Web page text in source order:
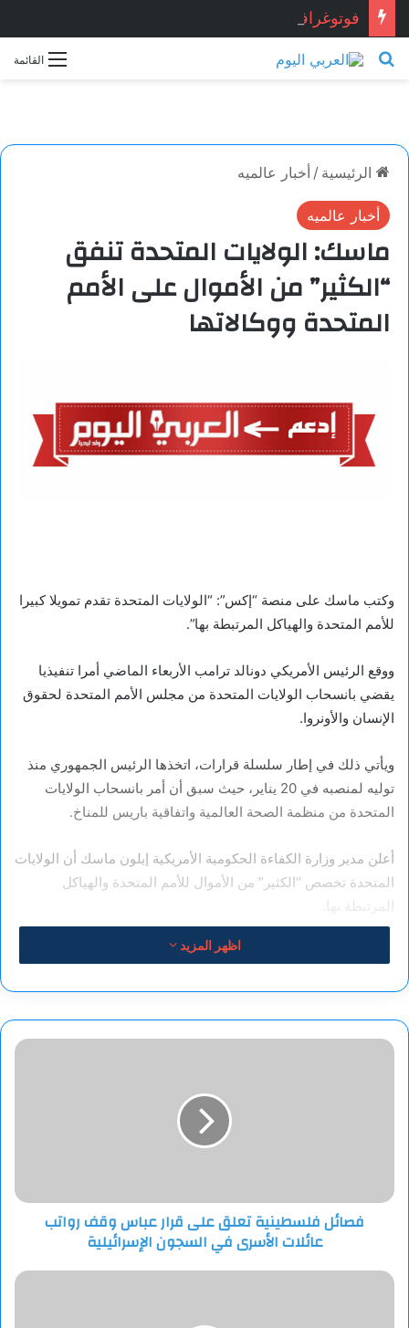
فوتوغرافيا
القائمة بحث عن
الرئيسية / أخبار عالميه
أخبار عالميه
ماسك: الولايات المتحدة تنفق
“الكثير” من الأموال على الأمم
المتحدة ووكالاتها
وكتب ماسك على منصة “إكس”: “الولايات المتحدة تقدم تمويلا كبيرا
للأمم المتحدة والهياكل المرتبطة بها”.
ووقع الرئيس الأمريكي دونالد ترامب الأربعاء الماضي أمرا تنفيذيا
يقضي بانسحاب الولايات المتحدة من مجلس الأمم المتحدة لحقوق
الإنسان والأونروا.
ويأتي ذلك في إطار سلسلة قرارات، اتخذها الرئيس الجمهوري منذ
توليه لمنصبه في 20 يناير، حيث سبق أن أمر بانسحاب الولايات
المتحدة من منظمة الصحة العالمية واتفاقية باريس للمناخ.
أعلن مدير وزارة الكفاءة الحكومية الأمريكية إيلون ماسك أن الولايات
المتحدة تخصص “الكثير” من الأموال للأمم المتحدة والهياكل
المرتبطة بها.
اظهر المزيد
فصائل
عائلات
الأسرى
الإسرائيلية
فصائل فلسطينية تعلق على قرار عباس وقف رواتب
عائلات الأسرى في السجون الإسرائيلية
فرنسا..